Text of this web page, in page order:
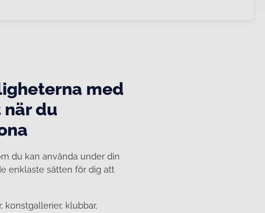
med
du
du kan använda under din
enklaste sätten för dig att
konstgallerier, klubbar,